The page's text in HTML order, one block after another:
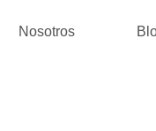
Nosotros